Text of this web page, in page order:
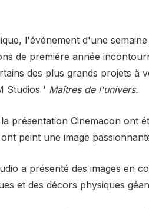
l'événement d'une
de première année
des plus grands projets à
Studios ' Maîtres de l'univers.
présentation Cinemacon ont
peint une image
a présenté des images en
et des décors physiques